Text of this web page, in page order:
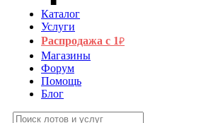
Каталог
Услуги
Распродажа с 1₽
Магазины
Форум
Помощь
Блог